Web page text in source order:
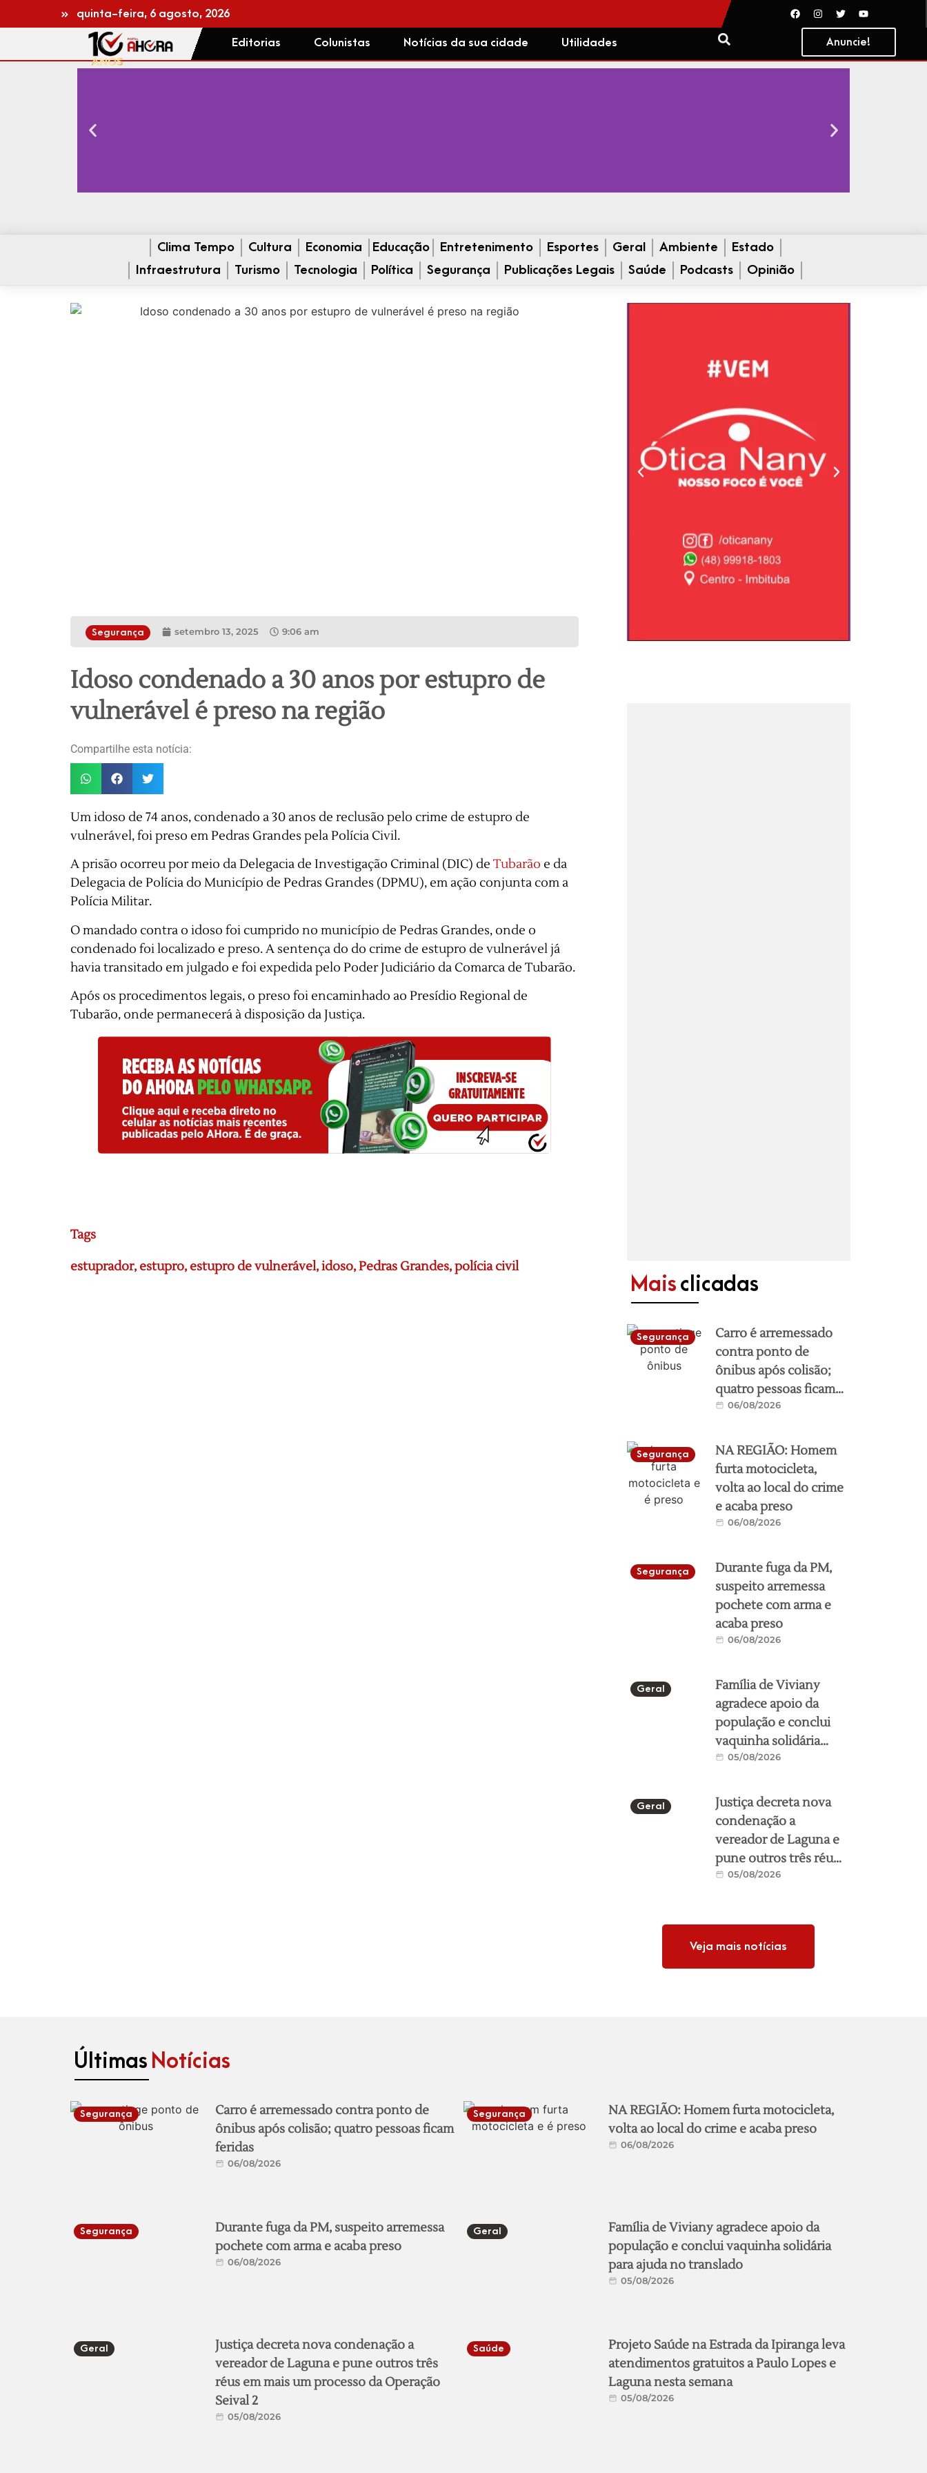
quinta-feira, 6 agosto, 2026
Editorias Colunistas Notícias da sua cidade Utilidades Anuncie!
Clima Tempo Cultura Economia Educação Entretenimento Esportes Geral Ambiente
Estado
Infraestrutura
Turismo Tecnologia Política Segurança Publicações Legais Saúde Podcasts Opinião
Segurança setembro 13, 2025 9:06 am
Idoso condenado a 30 anos por estupro de
vulnerável é preso na região
Compartilhe esta notícia:
Um idoso de 74 anos, condenado a 30 anos de reclusão pelo crime de estupro de
vulnerável, foi preso em Pedras Grandes pela Polícia Civil.
A prisão ocorreu por meio da Delegacia de Investigação Criminal (DIC) de Tubarão e da
Delegacia de Polícia do Município de Pedras Grandes (DPMU), em ação conjunta com a
Polícia Militar.
O mandado contra o idoso foi cumprido no município de Pedras Grandes, onde o
condenado foi localizado e preso. A sentença do do crime de estupro de vulnerável já
havia transitado em julgado e foi expedida pelo Poder Judiciário da Comarca de Tubarão.
Após os procedimentos legais, o preso foi encaminhado ao Presídio Regional de
Tubarão, onde permanecerá à disposição da Justiça.
Tags
estuprador, estupro, estupro de vulnerável,idoso,Pedras Grandes,polícia civil
Mais clicadas
Segurança
Carro é arremessado
contra ponto de
ônibus após colisão;
quatro pessoas ficam
feridas
06/08/2026
Segurança
NA REGIÃO: Homem
furta motocicleta,
volta ao local do crime
e acaba preso
06/08/2026
Segurança
Durante fuga da PM,
suspeito arremessa
pochete com arma e
acaba preso
06/08/2026
Geral
Família de Viviany
agradece apoio da
população e conclui
vaquinha solidária
para ajuda no
05/08/2026
Geral
Justiça decreta nova
condenação a
vereador de Laguna e
pune outros três réus
em mais um processo
05/08/2026
Veja mais notícias
Últimas Notícias
Segurança
Carro é arremessado contra ponto de
ônibus após colisão; quatro pessoas ficam
feridas
06/08/2026
Segurança
NA REGIÃO: Homem furta motocicleta,
volta ao local do crime e acaba preso
06/08/2026
Segurança
Durante fuga da PM, suspeito arremessa
pochete com arma e acaba preso
06/08/2026
Geral
Família de Viviany agradece apoio da
população e conclui vaquinha solidária
para ajuda no translado
05/08/2026
Geral
Justiça decreta nova condenação a
vereador de Laguna e pune outros três
réus em mais um processo da Operação
Seival 2
05/08/2026
Saúde
Projeto Saúde na Estrada da Ipiranga leva
atendimentos gratuitos a Paulo Lopes e
Laguna nesta semana
05/08/2026